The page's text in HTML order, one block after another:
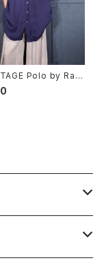
Polo by Ralp
LINEN OPEN
SLEEVE SHI